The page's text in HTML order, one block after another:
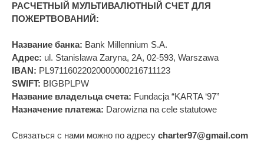
РАСЧЕТНЫЙ МУЛЬТИВАЛЮТНЫЙ СЧЕТ ДЛЯ
ПОЖЕРТВОВАНИЙ:
Название банка: Bank Millennium S.A.
Адрес: ul. Stanislawa Zaryna, 2A, 02-593, Warszawa
IBAN: PL97116022020000000216711123
SWIFT: BIGBPLPW
Название владельца счета: Fundacja “KARTA ‘97”
Назначение платежа: Darowizna na cele statutowe
Связаться с нами можно по адресу charter97@gmail.com